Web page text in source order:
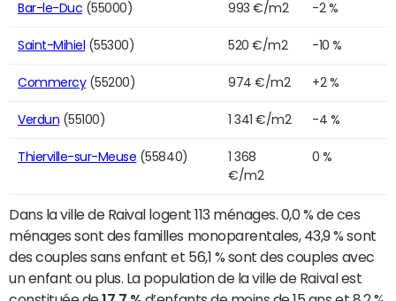
Bar-le-Duc (55000) 993 €/m2 -2 %
Saint-Mihiel (55300) 520 €/m2 -10 %
Commercy(55200) 974 €/m2 +2 %
Verdun (55100) 1 341 €/m2 -4 %
Thierville-sur-Meuse (55840)
1 368
€/m2
0 %
Dans la ville de Raival logent 113 ménages. 0,0 % de ces
ménages sont des familles monoparentales, 43,9 % sont
des couples sans enfant et 56,1 % sont des couples avec
un enfant ou plus. La population de la ville de Raival est